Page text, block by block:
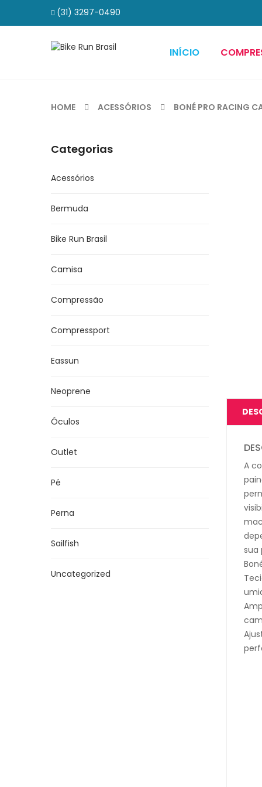
(31) 3297-0490
INÍCIO
HOME ACESSÓRIOS BONÉ PRO RACING
Categorias
Acessórios
Bermuda
Bike Run Brasil
Camisa
Compressão
Compressport
Eassun
Neoprene
Óculos
Outlet
Pé
Perna
Sailfish
Uncategorized
A
sua